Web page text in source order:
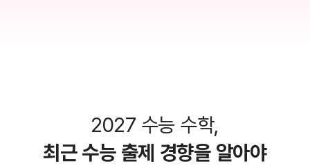
2027 수능 수학,
최근 수능 출제 경향을 알아야